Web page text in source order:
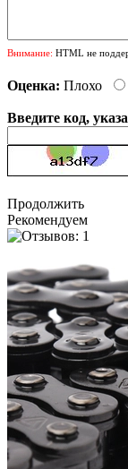
Внимание: HTML не
Оценка: Плохо
Введите код,
Продолжить
Рекомендуем